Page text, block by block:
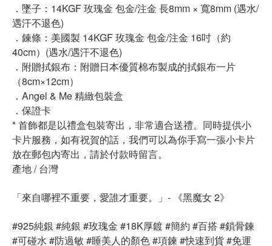
．墜子：14KGF 玫瑰金 包金/注金 長8mm × 寬8mm (遇水/
遇汗不退色)
．鍊條：美國製 14KGF 玫瑰金 包金/注金 16吋（約
40cm）(遇水/遇汗不退色)
．附贈拭銀布：附贈日本優質棉布製成的拭銀布一片
（8cm×12cm）
．Angel & Me 精緻包裝盒
．保證卡
* 首飾都是以禮盒包裝寄出，非常適合送禮。同時提供小
卡片服務，如有祝賀的話，我們可以為你手寫一張小卡片
放在郵包內寄出，請於付款時留言。
產地 / 台灣
「來自哪裡不重要，愛誰才重要。」- 《黑魔女 2》
#925純銀 #純銀 #玫瑰金 #18K厚鍍 #簡約 #百搭 #鎖骨鍊
#可碰水 #防過敏 #睡美人的顏色 #項鍊 #快速到貨 #免運